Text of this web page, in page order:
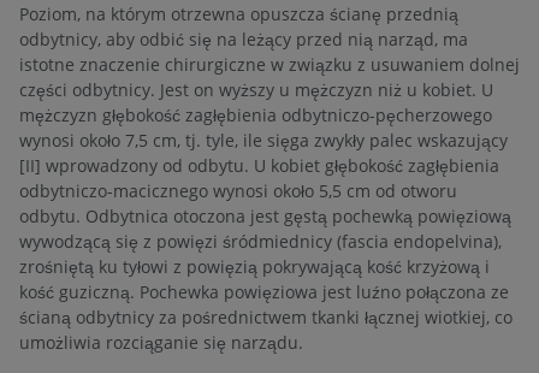
Poziom, na którym otrzewna opuszcza ścianę przednią
odbytnicy, aby odbić się na leżący przed nią narząd, ma
istotne znaczenie chirurgiczne w związku z usuwaniem dolnej
części odbytnicy. Jest on wyższy u mężczyzn niż u kobiet. U
mężczyzn głębokość zagłębienia odbytniczo-pęcherzowego
wynosi około 7,5 cm, tj. tyle, ile sięga zwykły palec wskazujący
[II] wprowadzony od odbytu. U kobiet głębokość zagłębienia
odbytniczo-macicznego wynosi około 5,5 cm od otworu
odbytu. Odbytnica otoczona jest gęstą pochewką powięziową
wywodzącą się z powięzi śródmiednicy (fascia endopelvina),
zrośniętą ku tyłowi z powięzią pokrywającą kość krzyżową i
kość guziczną. Pochewka powięziowa jest luźno połączona ze
ścianą odbytnicy za pośrednictwem tkanki łącznej wiotkiej, co
umożliwia rozciąganie się narządu.